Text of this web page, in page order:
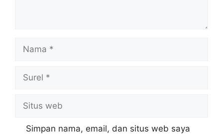
web
Simpan nama, email, dan situs web saya